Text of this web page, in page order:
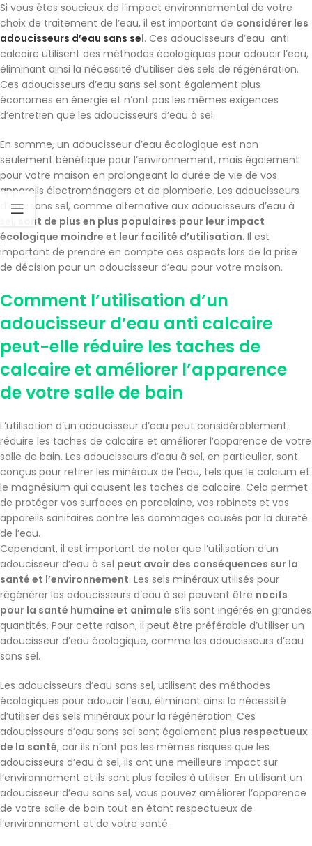
Si vous êtes soucieux de l’impact environnemental de votre
choix de traitement de l’eau, il est important de considérer les
adoucisseurs d’eau sans sel. Ces adoucisseurs d’eau anti
calcaire utilisent des méthodes écologiques pour adoucir l’eau,
éliminant ainsi la nécessité d’utiliser des sels de régénération.
Ces adoucisseurs d’eau sans sel sont également plus
économes en énergie et n’ont pas les mêmes exigences
d’entretien que les adoucisseurs d’eau à sel.
En somme, un adoucisseur d’eau écologique est non
seulement bénéfique pour l’environnement, mais également
pour votre maison en prolongeant la durée de vie de vos
appareils électroménagers et de plomberie. Les adoucisseurs
d’eau sans sel, comme alternative aux adoucisseurs d’eau à
sont de plus en plus populaires pour leur impact
écologique moindre et leur facilité d’utilisation. Il est
important de prendre en compte ces aspects lors de la prise
de décision pour un adoucisseur d’eau pour votre maison.
Comment l’utilisation d’un
adoucisseur d’eau anti calcaire
peut-elle réduire les taches de
calcaire et améliorer l’apparence
de votre salle de bain
L’utilisation d’un adoucisseur d’eau peut considérablement
réduire les taches de calcaire et améliorer l’apparence de votre
salle de bain. Les adoucisseurs d’eau à sel, en particulier, sont
conçus pour retirer les minéraux de l’eau, tels que le calcium et
le magnésium qui causent les taches de calcaire. Cela permet
de protéger vos surfaces en porcelaine, vos robinets et vos
appareils sanitaires contre les dommages causés par la dureté
de l’eau.
Cependant, il est important de noter que l’utilisation d’un
adoucisseur d’eau à sel peut avoir des conséquences sur la
santé et l’environnement. Les sels minéraux utilisés pour
régénérer les adoucisseurs d’eau à sel peuvent être nocifs
pour la santé humaine et animale s’ils sont ingérés en grandes
quantités. Pour cette raison, il peut être préférable d’utiliser un
adoucisseur d’eau écologique, comme les adoucisseurs d’eau
sans sel.
Les adoucisseurs d’eau sans sel, utilisent des méthodes
écologiques pour adoucir l’eau, éliminant ainsi la nécessité
d’utiliser des sels minéraux pour la régénération. Ces
adoucisseurs d’eau sans sel sont également plus respectueux
de la santé, car ils n’ont pas les mêmes risques que les
adoucisseurs d’eau à sel, ils ont une meilleure impact sur
l’environnement et ils sont plus faciles à utiliser. En utilisant un
adoucisseur d’eau sans sel, vous pouvez améliorer l’apparence
de votre salle de bain tout en étant respectueux de
l’environnement et de votre santé.